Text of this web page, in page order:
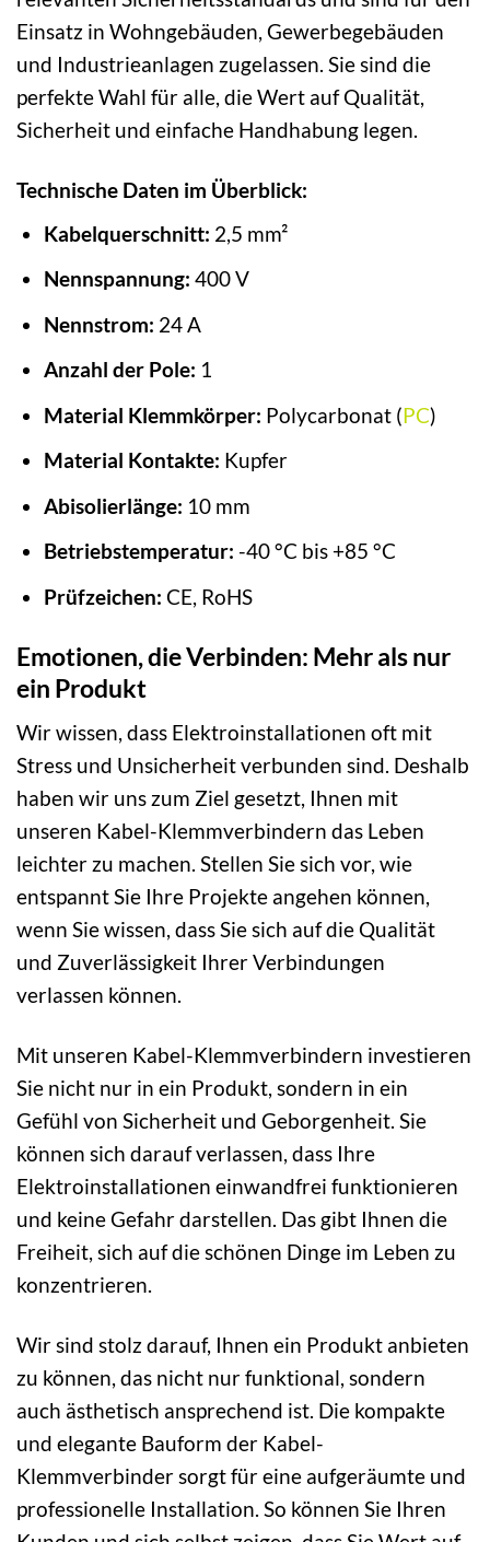
Einsatz in Wohngebäuden, Gewerbegebäuden
und Industrieanlagen zugelassen. Sie sind die
perfekte Wahl für alle, die Wert auf Qualität,
Sicherheit und einfache Handhabung legen.
Technische Daten im Überblick:
Kabelquerschnitt: 2,5 mm²
Nennspannung: 400 V
Nennstrom: 24 A
Anzahl der Pole: 1
Material Klemmkörper: Polycarbonat (PC)
Material Kontakte: Kupfer
Abisolierlänge: 10 mm
Betriebstemperatur: -40 °C bis +85 °C
Prüfzeichen: CE, RoHS
Emotionen, die Verbinden: Mehr als nur
ein Produkt
Wir wissen, dass Elektroinstallationen oft mit
Stress und Unsicherheit verbunden sind. Deshalb
haben wir uns zum Ziel gesetzt, Ihnen mit
unseren Kabel-Klemmverbindern das Leben
leichter zu machen. Stellen Sie sich vor, wie
entspannt Sie Ihre Projekte angehen können,
wenn Sie wissen, dass Sie sich auf die Qualität
und Zuverlässigkeit Ihrer Verbindungen
verlassen können.
Mit unseren Kabel-Klemmverbindern investieren
Sie nicht nur in ein Produkt, sondern in ein
Gefühl von Sicherheit und Geborgenheit. Sie
können sich darauf verlassen, dass Ihre
Elektroinstallationen einwandfrei funktionieren
und keine Gefahr darstellen. Das gibt Ihnen die
Freiheit, sich auf die schönen Dinge im Leben zu
konzentrieren.
Wir sind stolz darauf, Ihnen ein Produkt anbieten
zu können, das nicht nur funktional, sondern
auch ästhetisch ansprechend ist. Die kompakte
und elegante Bauform der Kabel-
Klemmverbinder sorgt für eine aufgeräumte und
professionelle Installation. So können Sie Ihren